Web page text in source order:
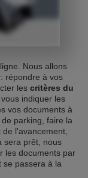
Nous allons
répondre à vos
les critères du
, vous indiquer les
vos documents à
parking, faire la
l'avancement,
sera prêt, nous
les documents par
se passera à la